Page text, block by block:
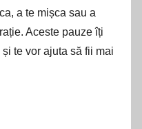
a te mișca sau a
Aceste pauze îți
te vor ajuta să fii mai